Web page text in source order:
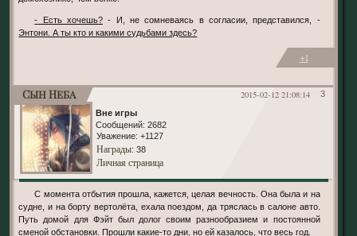
- Есть хочешь?- И, не сомневаясь в согласии, представился, -
Энтони. А ты кто и какими судьбами здесь?
+1
3
2015-02-12 21:08:14
Сын Неба
Вне игры
Сообщений: 2682
Уважение: +1127
Награды: 38
Личная страница
С момента отбытия прошла, кажется, целая вечность. Она была и на
судне, и на борту вертолёта, ехала поездом, да тряслась в салоне авто.
Путь домой для Фэйт был долог своим разнообразием и постоянной
сменой обстановки. Прошли какие-то дни, но ей казалось, что весь год.